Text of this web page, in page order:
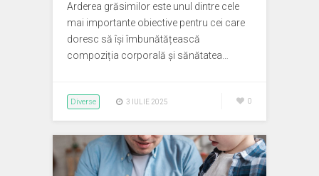
Arderea grăsimilor este unul dintre cele
mai importante obiective pentru cei care
doresc să își îmbunătățească
compoziția corporală și sănătatea…
Diverse 3 IULIE 2025 0